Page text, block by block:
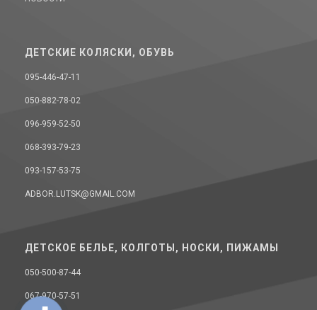
ДЕТСКИЕ КОЛЯСКИ, ОБУВЬ
095-446-47-11
050-882-78-02
096-959-52-50
068-393-79-23
093-157-53-75
ADBOR.LUTSK@GMAIL.COM
ДЕТСКОЕ БЕЛЬЕ, КОЛГОТЫ, НОСКИ, ПИЖАМЫ
050-500-87-44
067-970-57-51